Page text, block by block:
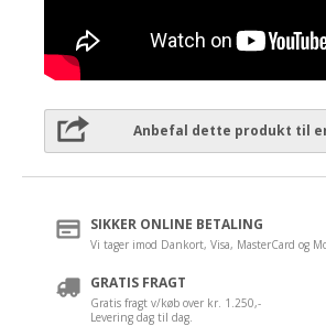
Anbefal dette produkt til
SIKKER ONLINE BETALING
Vi tager imod Dankort, Visa, MasterCard og
GRATIS FRAGT
Gratis fragt v/køb over kr. 1.250,-
Levering dag til dag.